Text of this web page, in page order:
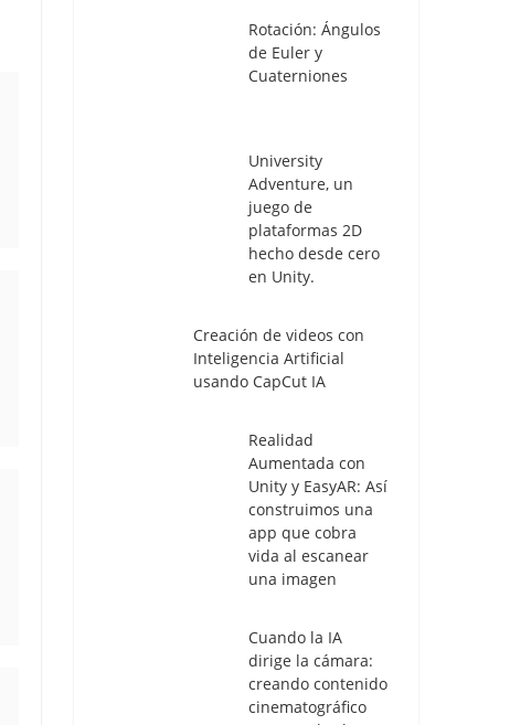
Rotación: Ángulos
de Euler y
Cuaterniones
University
Adventure, un
juego de
plataformas 2D
hecho desde cero
en Unity.
Creación de videos con
Inteligencia Artificial
usando CapCut IA
Realidad
Aumentada con
Unity y EasyAR: Así
construimos una
app que cobra
vida al escanear
una imagen
Cuando la IA
dirige la cámara:
creando contenido
cinematográfico